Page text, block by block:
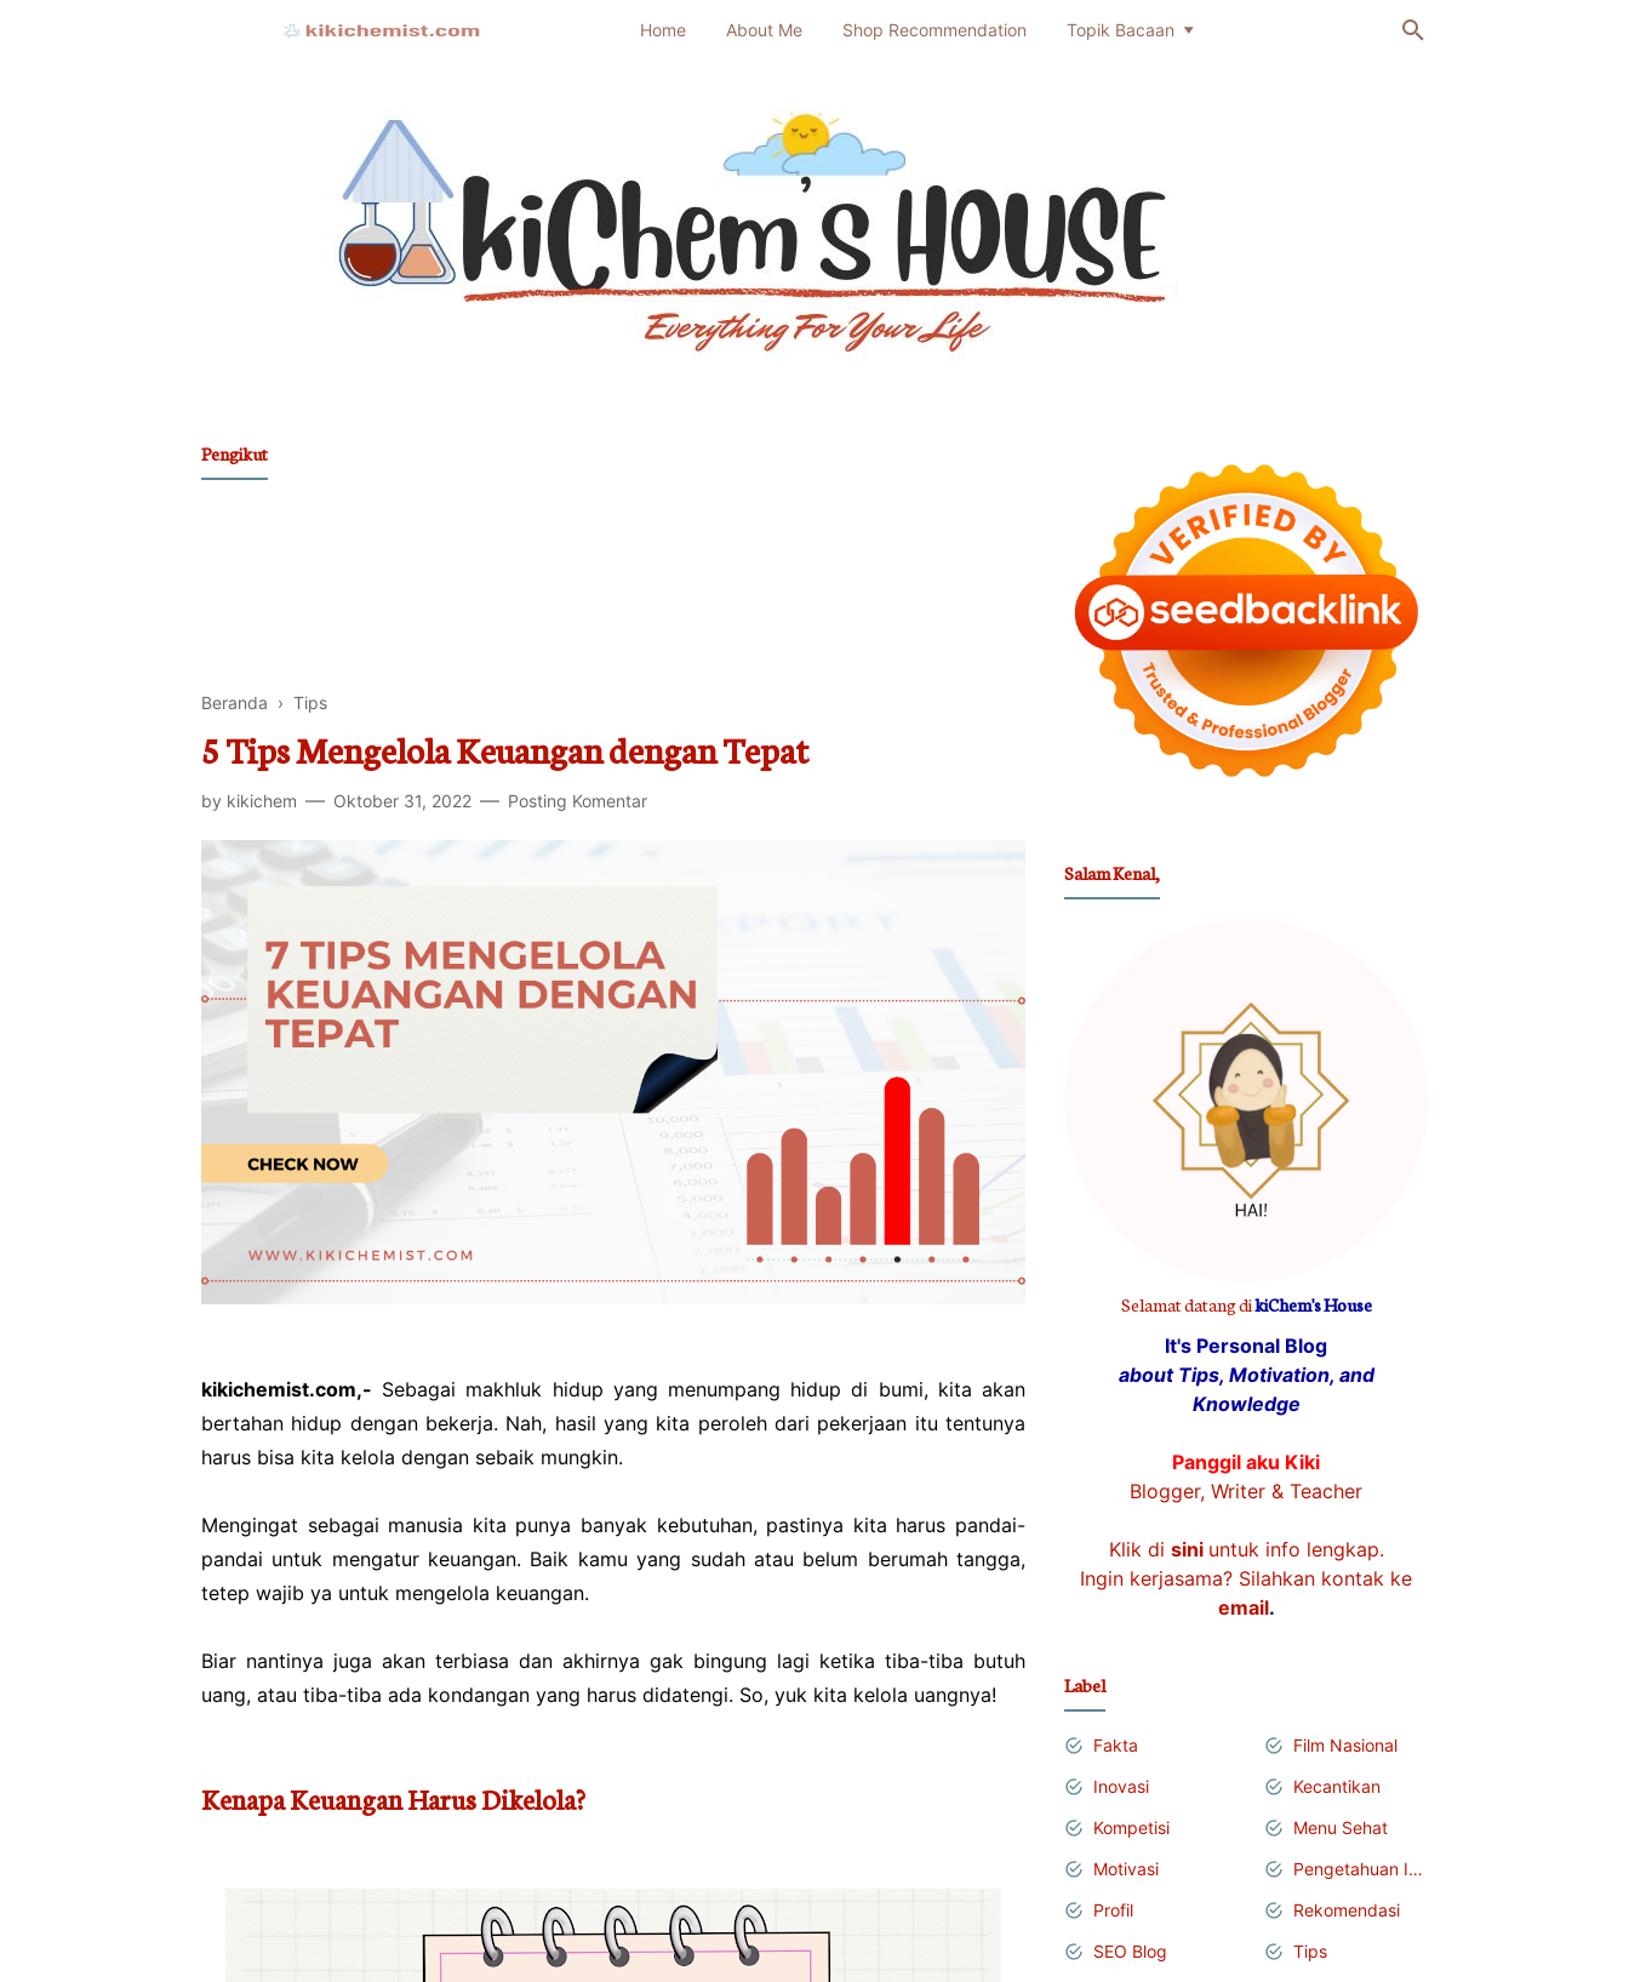
Home About Me Shop Recommendation Topik Bacaan
Pengikut
Beranda › Tips
5 Tips Mengelola Keuangan dengan Tepat
by kikichem Oktober 31, 2022 Posting Komentar
kikichemist.com,- Sebagai makhluk hidup yang menumpang hidup di bumi, kita akan
bertahan hidup dengan bekerja. Nah, hasil yang kita peroleh dari pekerjaan itu tentunya
harus bisa kita kelola dengan sebaik mungkin.
Mengingat sebagai manusia kita punya banyak kebutuhan, pastinya kita harus pandai-
pandai untuk mengatur keuangan. Baik kamu yang sudah atau belum berumah tangga,
tetep wajib ya untuk mengelola keuangan.
Biar nantinya juga akan terbiasa dan akhirnya gak bingung lagi ketika tiba-tiba butuh
uang, atau tiba-tiba ada kondangan yang harus didatengi. So, yuk kita kelola uangnya!
Kenapa Keuangan Harus Dikelola?
Salam Kenal,
Selamat datang dikiChem's House
It's Personal Blog
about Tips, Motivation, and
Knowledge
Panggil aku Kiki
Blogger, Writer & Teacher
Klik di sini untuk info lengkap.
Ingin kerjasama? Silahkan kontak ke
email.
Label
Fakta
Film Nasional
Inovasi
Kecantikan
Kompetisi
Menu Sehat
Motivasi
Pengetahuan Islam
Profil
Rekomendasi
SEO Blog
Tips